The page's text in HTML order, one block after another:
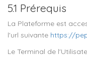
5.1 Prérequis
La Plateforme est
l'url suivante https://
Le Terminal de